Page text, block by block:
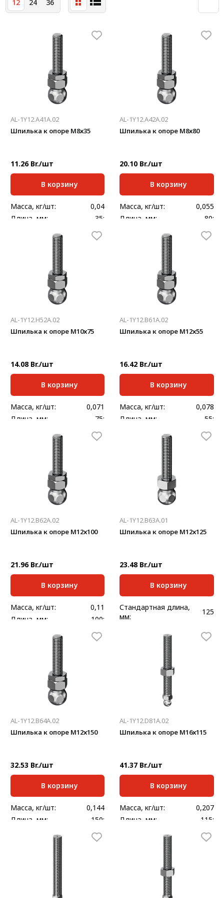
Система V-паза NEW!
Алюминиевые промышленные ограждения
Алюминиевая промышленная мебель
Крейты и кассеты Subrack systems
Профиль строительного назначения
Радиаторный алюминиевый профиль NEW!
Лист алюминиевый
Конструкции из профиля
Услуги дополнительной обработки профиля
12 24 36
AL-1Y12.A41A.02
Шпилька к опоре М8х35
11.26 Br./шт
В корзину
Масса, кг/шт:
0,04
Длина, мм:
35;
350
AL-1Y12.A42A.02
Шпилька к опоре М8х80
20.10 Br./шт
В корзину
Масса, кг/шт:
0,055
Длина, мм:
80;
350
AL-1Y12.H52A.02
Шпилька к опоре М10х75
14.08 Br./шт
В корзину
Масса, кг/шт:
0,071
Длина, мм:
75;
470
AL-1Y12.B61A.02
Шпилька к опоре М12х55
16.42 Br./шт
В корзину
Масса, кг/шт:
0,078
Длина, мм:
55;
770
AL-1Y12.B62A.02
Шпилька к опоре М12х100
21.96 Br./шт
В корзину
Масса, кг/шт:
0,11
Длина, мм:
100;
770
AL-1Y12.B63A.01
Шпилька к опоре М12х125
23.48 Br./шт
В корзину
Стандартная длина,
мм:
125
125;
AL-1Y12.B64A.02
Шпилька к опоре М12х150
32.53 Br./шт
В корзину
Масса, кг/шт:
0,144
Длина, мм:
150;
770
AL-1Y12.D81A.02
Шпилька к опоре М16х115
41.37 Br./шт
В корзину
Масса, кг/шт:
0,207
Длина, мм:
115;
1450